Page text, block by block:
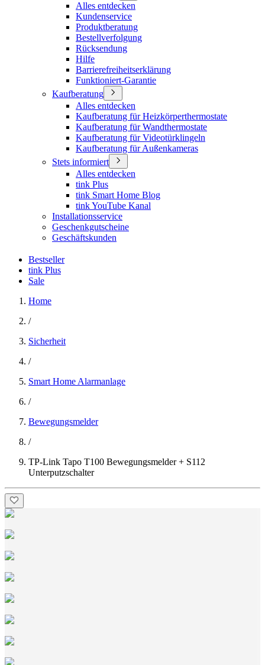
Alles entdecken
Kundenservice
Produktberatung
Bestellverfolgung
Rücksendung
Hilfe
Barrierefreiheitserklärung
Funktioniert-Garantie
Kaufberatung
Alles entdecken
Kaufberatung für Heizkörperthermostate
Kaufberatung für Wandthermostate
Kaufberatung für Videotürklingeln
Kaufberatung für Außenkameras
Stets informiert
Alles entdecken
tink Plus
tink Smart Home Blog
tink YouTube Kanal
Installationsservice
Geschenkgutscheine
Geschäftskunden
Bestseller
tink Plus
Sale
Home
/
Sicherheit
/
Smart Home Alarmanlage
/
Bewegungsmelder
/
TP-Link Tapo T100 Bewegungsmelder + S112
Unterputzschalter